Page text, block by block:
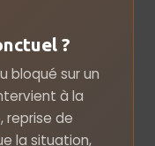
?
bloqué sur un
à la
reprise de
la situation,